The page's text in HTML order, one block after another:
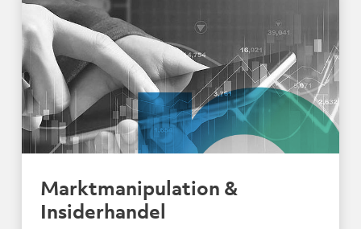
Marktmanipulation &
Insiderhandel